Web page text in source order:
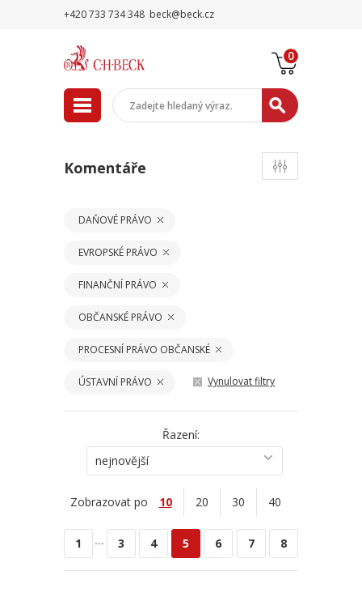
+420 733 734 348 beck@beck.cz
0
Komentáře
DAŇOVÉ PRÁVO
EVROPSKÉ PRÁVO
FINANČNÍ PRÁVO
OBČANSKÉ PRÁVO
PROCESNÍ PRÁVO OBČANSKÉ
ÚSTAVNÍ PRÁVO Vynulovat filtry
Řazení:
nejnovější
Zobrazovat po 10 20 30 40
1 ... 3 4 5 6 7 8